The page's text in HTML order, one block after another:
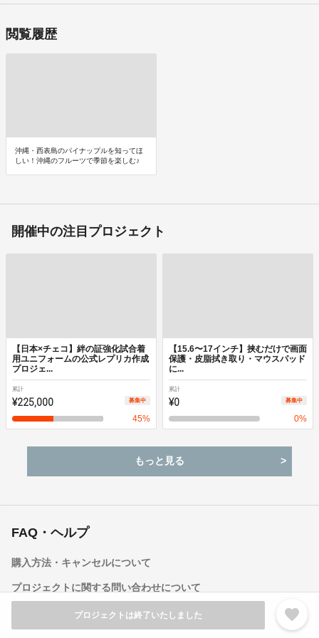
プロジェクトは終了いたしました favorite
閲覧履歴
沖縄・西表島のパイナップルを知ってほ
しい！沖縄のフルーツで季節を楽しむ♪
開催中の注目プロジェクト
【日本×チェコ】絆の証強化試合着
用ユニフォームの公式レプリカ作成
プロジェ...
累計
¥225,000 募集中
45%
【15.6〜17インチ】挟むだけで画面
保護・皮脂拭き取り・マウスパッド
に...
累計
¥0 募集中
0%
もっと見る
FAQ・ヘルプ
購入方法・キャンセルについて
プロジェクトに関する問い合わせについて
その他の利用方法について